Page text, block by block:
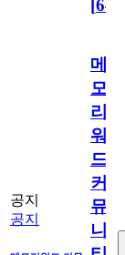
[64
공지
공지
메
모
리
워
드
커
뮤
니